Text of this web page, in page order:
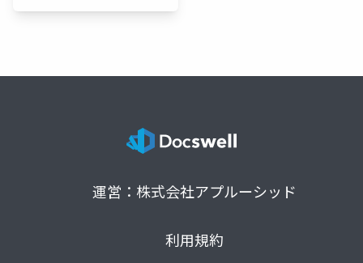
運営：株式会社アプルーシッド
利用規約